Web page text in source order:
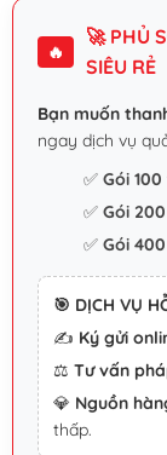
🔥
🚀 PHỦ
SIÊU RẺ
Bạn muốn
ngay dịch vụ
✅Gói
✅Gói
✅Gói
🎯 DỊCH VỤ
✍️ Ký gửi
⚖️ Tư vấn
💎 Nguồn
thấp.